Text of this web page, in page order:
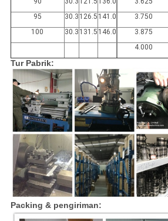
95
30.3 126.5 141.0 3.750
100
30.3 131.5 146.0 3.875
4.000
Tur Pabrik:
Packing & pengiriman: